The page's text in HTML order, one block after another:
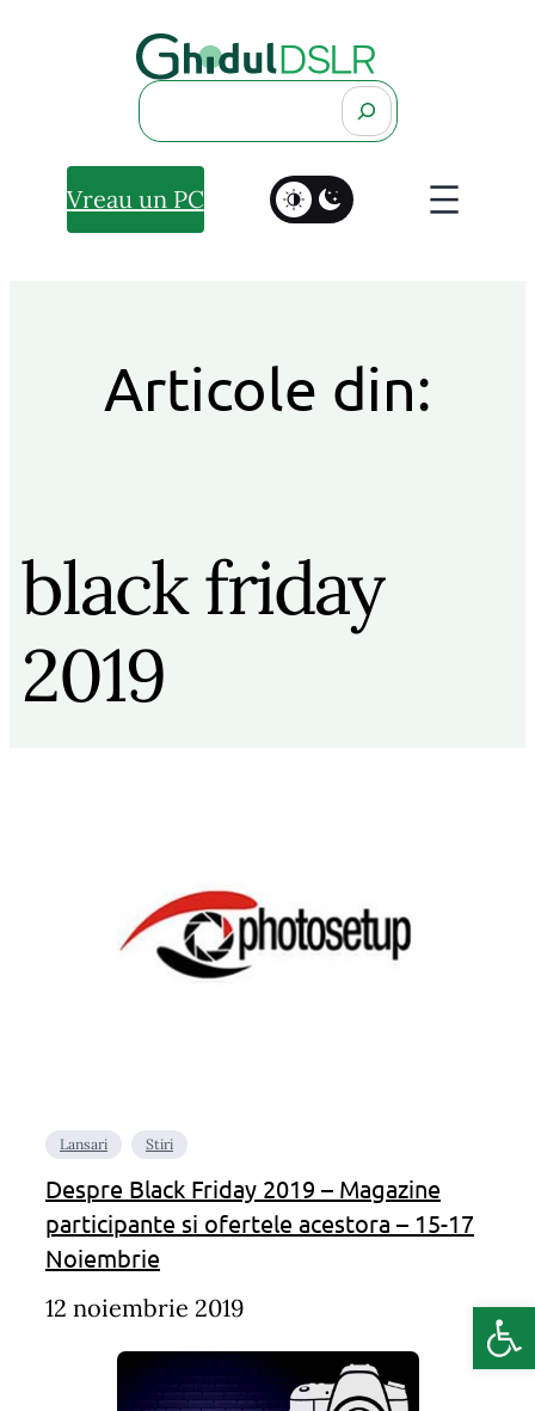
Search
Vreau un PC
Articole din:
black friday
2019
Lansari Stiri
Despre Black Friday 2019 – Magazine
participante si ofertele acestora – 15-17
Noiembrie
12 noiembrie 2019